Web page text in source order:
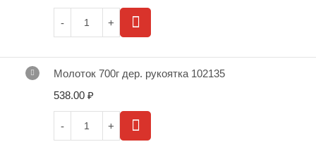
Молоток 700г дер. рукоятка 102135
538.00 ₽